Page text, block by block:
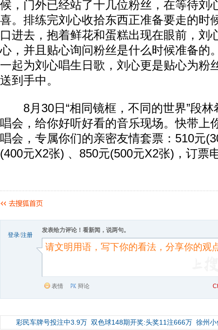
候，门外已经站了十几位粉丝，在等待刘
喜。排练完刘心收拾东西正准备要走的时
口进去，抱着鲜花和蛋糕出现在眼前，刘
心，并且贴心询问粉丝是什么时候准备的
一起为刘心唱生日歌，刘心更是贴心为粉
送到手中。
8月30日“相同镜框，不同的世界”段林
唱会，给你好听好看的音乐现场。快带上
唱会，专属你们的亲密友情套票：510元
(400元X2张) 、850元(500元X2张)，订票
登录/注册
发表给力评论！看新闻，说两句。
表情 辩论
彩民车牌号投注中3.9万 双色球148期开奖:头奖11注666万 徐州